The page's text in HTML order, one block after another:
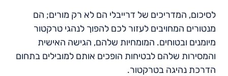
לסיכום, המדריכים של דרייבלי הם לא רק מורים; הם
מנטורים המחויבים לעזור לכם להפוך לנהגי טרקטור
מיומנים ובטוחים. המומחיות שלהם, הגישה האישית
והמסירות שלהם לבטיחות הופכים אותם למובילים בתחום
הדרכת נהיגה בטרקטור.